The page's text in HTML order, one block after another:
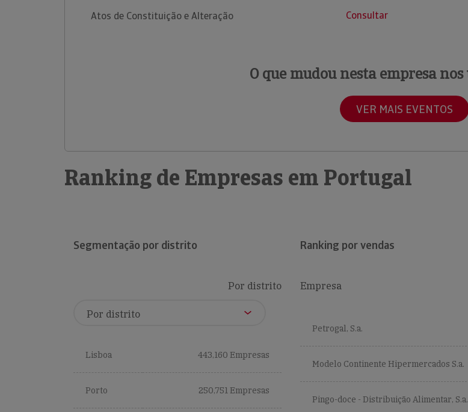
Atos de Constituição e Alteração
Consultar
O que mudou nesta empresa
VER MAIS EVENTOS
Ranking de Empresas em Portugal
Segmentação por distrito
Por distrito
Lisboa 443,160 Empresas
Porto 250,751 Empresas
Ranking por vendas
Empresa
Petrogal, S.a.
Modelo Continente Hipermercados S.a.
Pingo-doce - Distribuição Alimentar, S.a.